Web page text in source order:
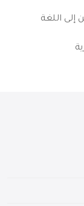
إلى اللغة